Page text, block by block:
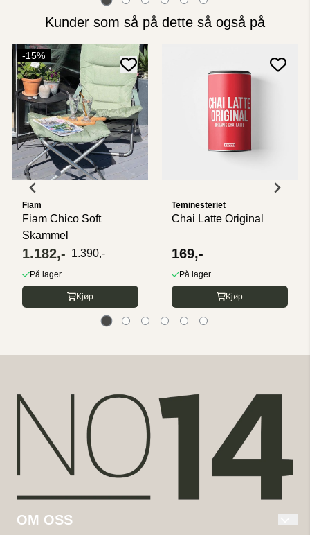
Kunder som så på dette så også på
-15%
Fiam
Fiam Chico Soft
Skammel
1.182,- 1.390,-
På lager
Kjøp
Teminesteriet
Chai Latte Original
169,-
På lager
Kjøp
OM OSS